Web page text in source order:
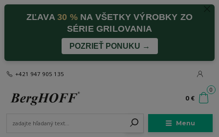
ZĽAVA30 %NA VŠETKY VÝROBKY ZO
SÉRIE GRILOVANIA
POZRIEŤ PONUKU →
Menu
+421 947 905 135
0
0 €